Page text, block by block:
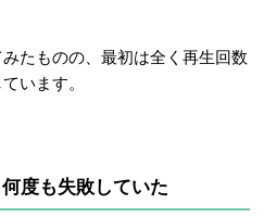
たものの、最初は全く再生回数
います。
度も失敗していた